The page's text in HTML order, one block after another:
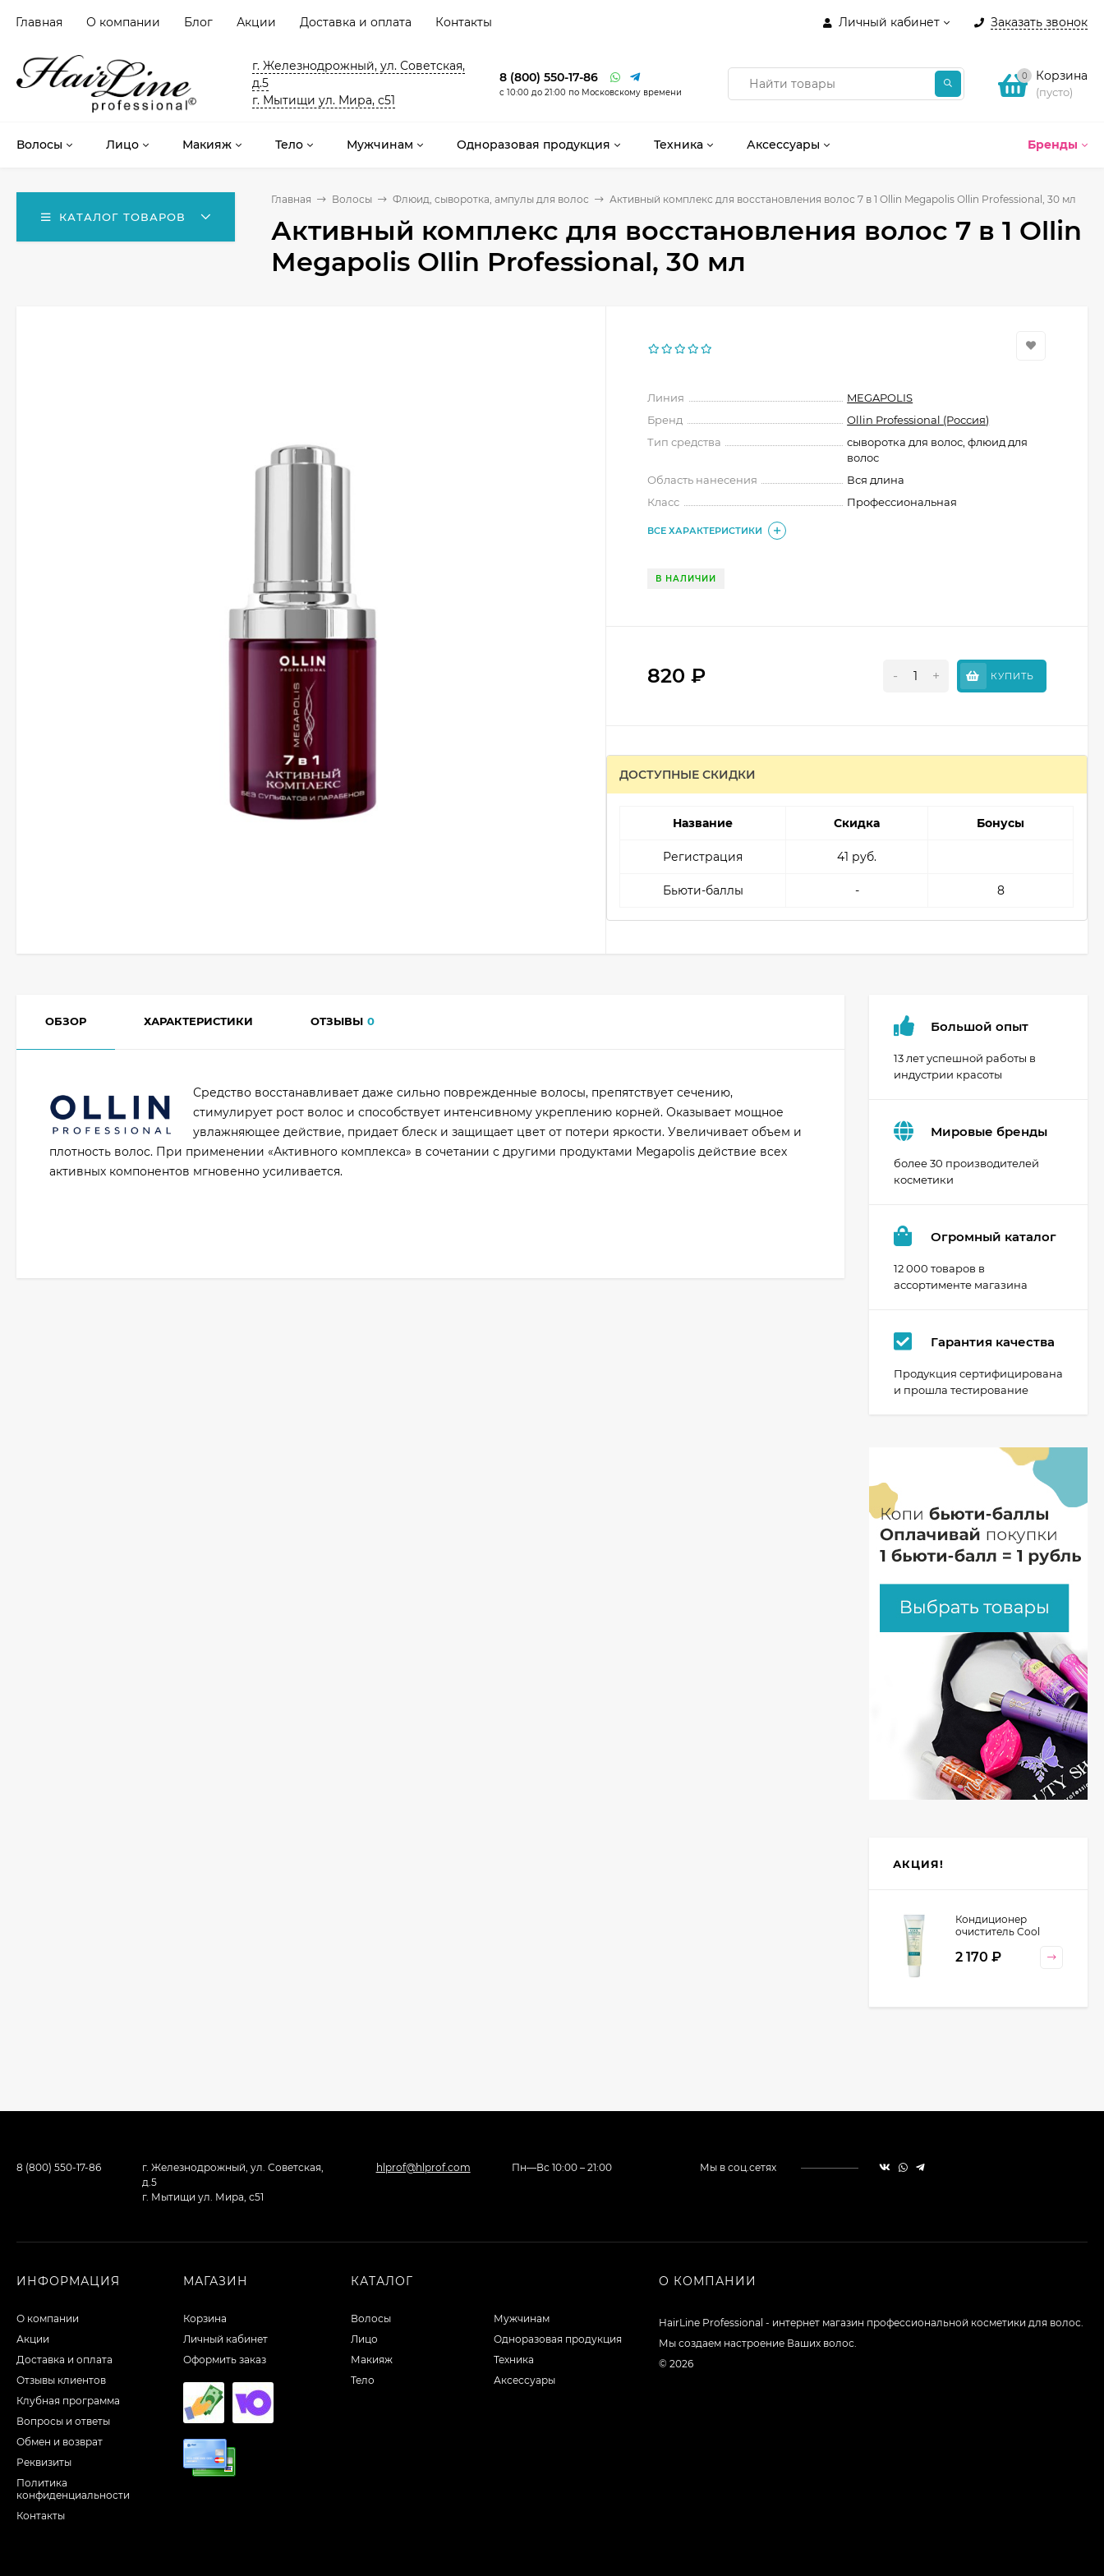
Личный кабинет Заказать звонок
Главная О компании Блог Акции Доставка и оплата Контакты
г. Железнодрожный, ул. Советская,
д.5
г. Мытищи ул. Мира, с51
8 (800) 550-17-86
с 10:00 до 21:00 по Московскому времени
0 Корзина
(пусто)
Бренды
Волосы Лицо Макияж Тело Мужчинам Одноразовая продукция Техника Аксессуары
КАТАЛОГ ТОВАРОВ
Главная Волосы Флюид, сыворотка, ампулы для волос Активный комплекс для восстановления волос 7 в 1 Ollin Megapolis Ollin Professional, 30 мл
Активный комплекс для восстановления волос 7 в 1 Ollin
Megapolis Ollin Professional, 30 мл
Линия
MEGAPOLIS
Бренд
Ollin Professional (Россия)
Тип средства
сыворотка для волос, флюид для
волос
Область нанесения
Вся длина
Класс
Профессиональная
ВСЕ ХАРАКТЕРИСТИКИ
В НАЛИЧИИ
820₽ - + КУПИТЬ
ДОСТУПНЫЕ СКИДКИ
Название Скидка Бонусы
Регистрация 41 руб.
Бьюти-баллы - 8
ОБЗОР ХАРАКТЕРИСТИКИ ОТЗЫВЫ 0
Средство восстанавливает даже сильно поврежденные волосы, препятствует сечению,
стимулирует рост волос и способствует интенсивному укреплению корней. Оказывает мощное
увлажняющее действие, придает блеск и защищает цвет от потери яркости. Увеличивает объем и
плотность волос. При применении «Активного комплекса» в сочетании с другими продуктами Megapolis действие всех
активных компонентов мгновенно усиливается.
Большой опыт
13 лет успешной работы в
индустрии красоты
Мировые бренды
более 30 производителей
косметики
Огромный каталог
12 000 товаров в
ассортименте магазина
Гарантия качества
Продукция сертифицирована
и прошла тестирование
АКЦИЯ!
Кондиционер
очиститель Cool
Cosmetics, 130 гр
2 170 ₽
8 (800) 550-17-86
г. Железнодрожный, ул. Советская,
д.5
г. Мытищи ул. Мира, с51
hlprof@hlprof.com Пн—Вс 10:00 – 21:00 Мы в соц.сетях
ИНФОРМАЦИЯ
О компании
Акции
Доставка и оплата
Отзывы клиентов
Клубная программа
Вопросы и ответы
Обмен и возврат
Реквизиты
Политика
конфиденциальности
Контакты
МАГАЗИН
Корзина
Личный кабинет
Оформить заказ
КАТАЛОГ
Волосы
Лицо
Макияж
Тело
Мужчинам
Одноразовая продукция
Техника
Аксессуары
О КОМПАНИИ
HairLine Professional - интернет магазин профессиональной косметики для волос.
Мы создаем настроение Ваших волос.
© 2026